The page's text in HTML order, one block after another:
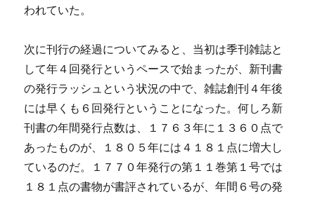
われていた。
次に刊行の経過についてみると、当初は季刊雑誌と
して年４回発行というペースで始まったが、新刊書
の発行ラッシュという状況の中で、雑誌創刊４年後
には早くも６回発行ということになった。何しろ新
刊書の年間発行点数は、１７６３年に１３６０点で
あったものが、１８０５年には４１８１点に増大し
ているのだ。１７７０年発行の第１１巻第１号では
１８１点の書物が書評されているが、年間６号の発